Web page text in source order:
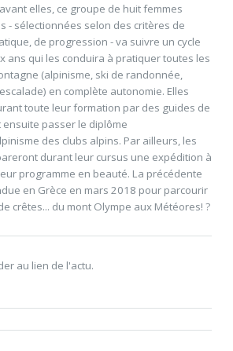
elles, ce groupe de huit femmes
- sélectionnées selon des critères de
de progression - va suivre un cycle
ans qui les conduira à pratiquer toutes les
(alpinisme, ski de randonnée,
en complète autonomie. Elles
toute leur formation par des guides de
ensuite passer le diplôme
des clubs alpins. Par ailleurs, les
durant leur cursus une expédition à
programme en beauté. La précédente
en Grèce en mars 2018 pour parcourir
crêtes... du mont Olympe aux Météores! ?
au lien de l'actu.